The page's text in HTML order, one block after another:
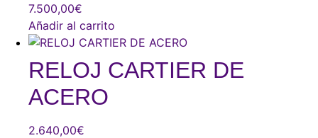
7.500,00€
Añadir al carrito
RELOJ CARTIER DE
ACERO
2.640,00€